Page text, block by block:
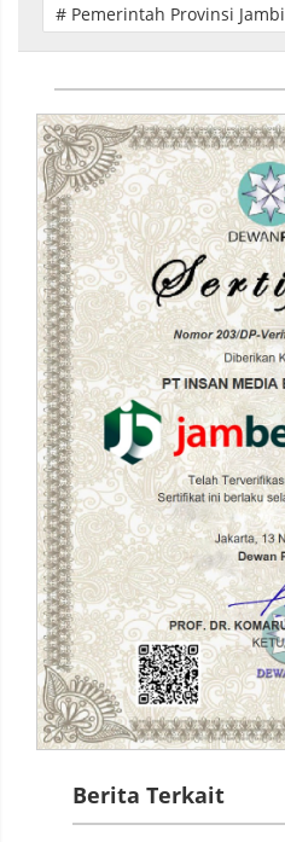
# Pemerintah Provinsi Jambi
Berita Terkait